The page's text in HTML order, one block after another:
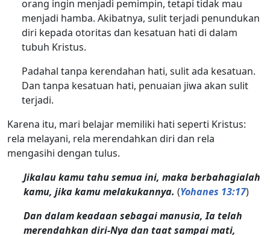
orang ingin menjadi pemimpin, tetapi tidak mau
menjadi hamba. Akibatnya, sulit terjadi penundukan
diri kepada otoritas dan kesatuan hati di dalam
tubuh Kristus.
Padahal tanpa kerendahan hati, sulit ada kesatuan.
Dan tanpa kesatuan hati, penuaian jiwa akan sulit
terjadi.
Karena itu, mari belajar memiliki hati seperti Kristus:
rela melayani, rela merendahkan diri dan rela
mengasihi dengan tulus.
Jikalau kamu tahu semua ini, maka berbahagialah
kamu, jika kamu melakukannya. (Yohanes 13:17)
Dan dalam keadaan sebagai manusia, Ia telah
merendahkan diri-Nya dan taat sampai mati,